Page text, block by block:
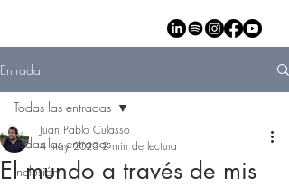
Entrada
Todas las entradas
inclusión
Todas las entradas
El mundo a través de mis
Juan Pablo Culasso
4 may 2023 2 min de lectura